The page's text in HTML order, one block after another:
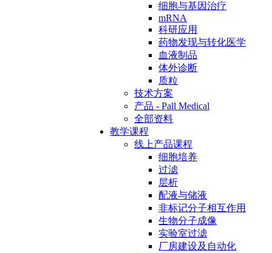
细胞与基因治疗
mRNA
科研应用
药物发现与转化医学
血液制品
体外诊断
质粒
技术方案
产品 - Pall Medical
全部资料
教学课程
线上产品课程
细胞培养
过滤
层析
配液与储液
非标记分子相互作用
生物分子成像
实验室过滤
厂房建设及自动化